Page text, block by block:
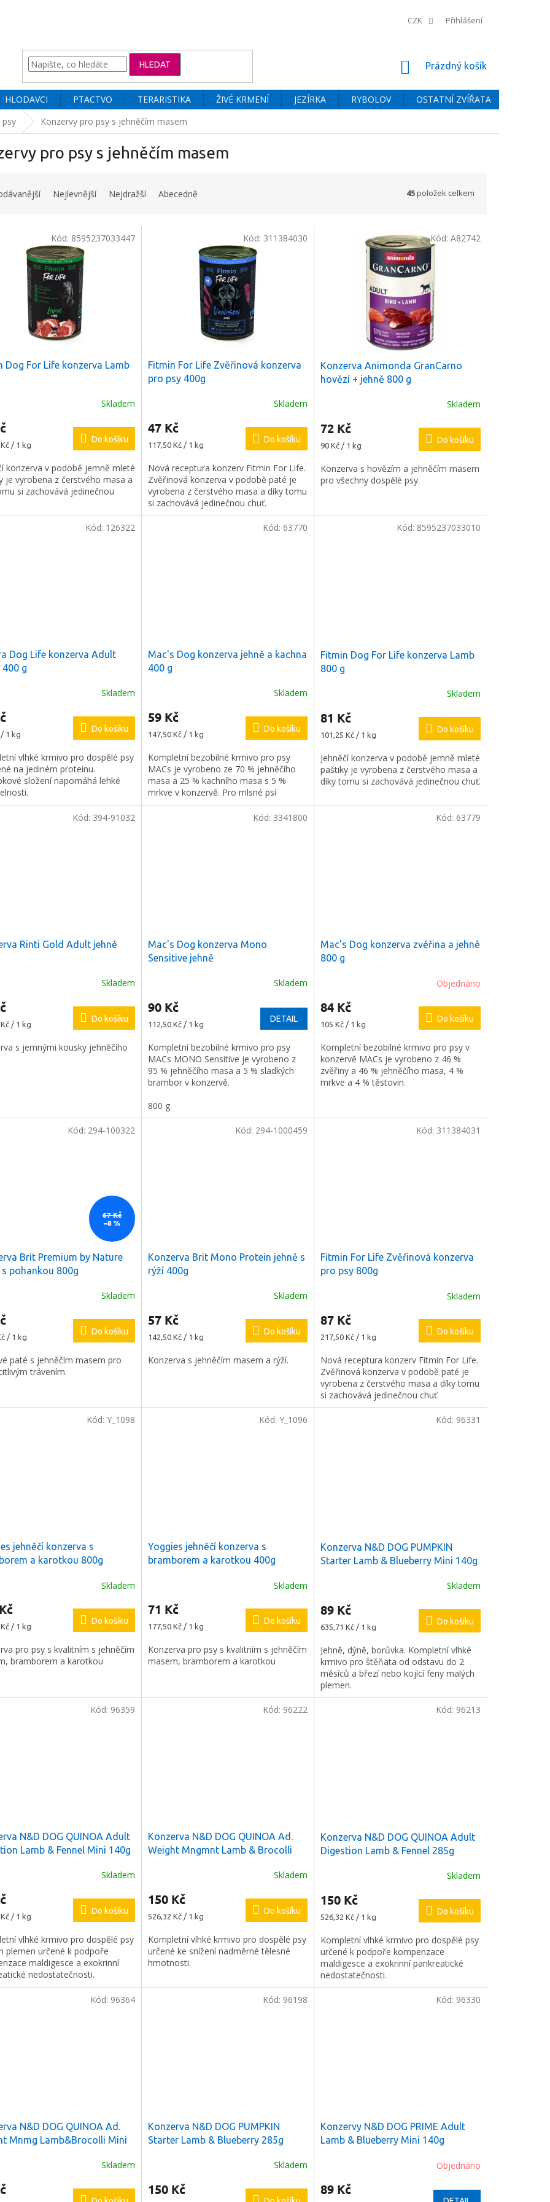
CZK Přihlášení
HLEDAT
NÁKUPNÍ
Prázdný košík
HLODAVCI PTACTVO TERARISTIKA ŽIVÉ KRMENÍ JEZÍRKA RYBOLOV OSTATNÍ ZVÍŘATA
psy Konzervy pro psy s jehněčím masem
pro psy s jehněčím masem
Nejlevnější Nejdražší Abecedně 45položek celkem
Dog For Life konzerva Lamb
Skladem
/ 1 kg
Do košíku
konzerva v podobě jemně mleté
je vyrobena z čerstvého masa a
si zachovává jedinečnou
Kód: 8595237033447
Fitmin For Life Zvěřinová konzerva
pro psy 400g
Skladem
47 Kč
Měrná
117,50 Kč / 1 kg
Do košíku
Nová receptura konzerv Fitmin For Life.
Zvěřinová konzerva v podobě paté je
vyrobena z čerstvého masa a díky tomu
si zachovává jedinečnou chuť.
Kód: 311384030
Konzerva Animonda GranCarno
hovězí + jehně 800 g
Skladem
72 Kč
Měrná
90 Kč / 1 kg
Do košíku
Konzerva s hovězím a jehněčím masem
pro všechny dospělé psy.
Kód: A82742
Dog Life konzerva Adult
400 g
Skladem
/ 1 kg
Do košíku
vlhké krmivo pro dospělé psy
na jediném proteinu.
složení napomáhá lehké
Kód: 126322
Mac's Dog konzerva jehně a kachna
400 g
produktu
je
5,0
z
5
hvězdiček.
Skladem
59 Kč
Měrná
147,50 Kč / 1 kg
Do košíku
Kompletní bezobilné krmivo pro psy
MACs je vyrobeno ze 70 % jehněčího
masa a 25 % kachního masa s 5 %
mrkve v konzervě. Pro mlsné psí
labužníky.
Kód: 63770
Fitmin Dog For Life konzerva Lamb
800 g
Skladem
81 Kč
Měrná
101,25 Kč / 1 kg
Do košíku
Jehněčí konzerva v podobě jemně mleté
paštiky je vyrobena z čerstvého masa a
díky tomu si zachovává jedinečnou chuť.
Kód: 8595237033010
Rinti Gold Adult jehně
Skladem
/ 1 kg
Do košíku
s jemnými kousky jehněčího
Kód: 394-91032
Mac's Dog konzerva Mono
Sensitive jehně
Skladem
90 Kč
Měrná
112,50 Kč / 1 kg
DETAIL
Kompletní bezobilné krmivo pro psy
MACs MONO Sensitive je vyrobeno z
95 % jehněčího masa a 5 % sladkých
brambor v konzervě.
800 g
Kód: 3341800
Mac's Dog konzerva zvěřina a jehně
800 g
Objednáno
84 Kč
Měrná
105 Kč / 1 kg
Do košíku
Kompletní bezobilné krmivo pro psy v
konzervě MACs je vyrobeno z 46 %
zvěřiny a 46 % jehněčího masa, 4 %
mrkve a 4 % těstovin.
Kód: 63779
67 Kč
–8 %
Brit Premium by Nature
s pohankou 800g
Skladem
/ 1 kg
Do košíku
paté s jehněčím masem pro
trávením.
Kód: 294-100322
Konzerva Brit Mono Protein jehně s
rýží 400g
Skladem
57 Kč
Měrná
142,50 Kč / 1 kg
Do košíku
Konzerva s jehněčím masem a rýží.
Kód: 294-1000459
Fitmin For Life Zvěřinová konzerva
pro psy 800g
Skladem
87 Kč
Měrná
217,50 Kč / 1 kg
Do košíku
Nová receptura konzerv Fitmin For Life.
Zvěřinová konzerva v podobě paté je
vyrobena z čerstvého masa a díky tomu
si zachovává jedinečnou chuť.
Kód: 311384031
jehněčí konzerva s
a karotkou 800g
Skladem
/ 1 kg
Do košíku
pro psy s kvalitním s jehněčím
bramborem a karotkou
Kód: Y_1098
Yoggies jehněčí konzerva s
bramborem a karotkou 400g
Skladem
71 Kč
Měrná
177,50 Kč / 1 kg
Do košíku
Konzerva pro psy s kvalitním s jehněčím
masem, bramborem a karotkou
Kód: Y_1096
Konzerva N&D DOG PUMPKIN
Starter Lamb & Blueberry Mini 140g
Skladem
89 Kč
Měrná
635,71 Kč / 1 kg
Do košíku
Jehně, dýně, borůvka. Kompletní vlhké
krmivo pro štěňata od odstavu do 2
měsíců a březí nebo kojící feny malých
plemen.
Kód: 96331
N&D DOG QUINOA Adult
Lamb & Fennel Mini 140g
Skladem
/ 1 kg
Do košíku
vlhké krmivo pro dospělé psy
plemen určené k podpoře
maldigesce a exokrinní
nedostatečnosti.
Kód: 96359
Konzerva N&D DOG QUINOA Ad.
Weight Mngmnt Lamb & Brocolli
Skladem
150 Kč
Měrná
526,32 Kč / 1 kg
Do košíku
Kompletní vlhké krmivo pro dospělé psy
určené ke snížení nadměrné tělesné
hmotnosti.
Kód: 96222
Konzerva N&D DOG QUINOA Adult
Digestion Lamb & Fennel 285g
Skladem
150 Kč
Měrná
526,32 Kč / 1 kg
Do košíku
Kompletní vlhké krmivo pro dospělé psy
určené k podpoře kompenzace
maldigesce a exokrinní pankreatické
nedostatečnosti.
Kód: 96213
N&D DOG QUINOA Ad.
Mnmg Lamb&Brocolli Mini
Skladem
Kód: 96364
Konzerva N&D DOG PUMPKIN
Starter Lamb & Blueberry 285g
Skladem
150 Kč
Kód: 96198
Konzervy N&D DOG PRIME Adult
Lamb & Blueberry Mini 140g
Objednáno
89 Kč
Kód: 96330
2 %na
registrovat